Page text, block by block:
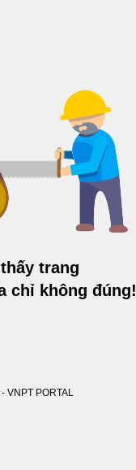
trang
chỉ không đúng!
VNPT PORTAL